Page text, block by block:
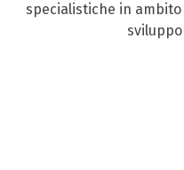
specialistiche in